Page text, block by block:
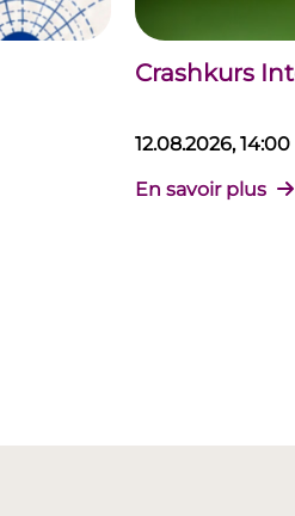
Crashkurs
12.08.2026,
En savoir plus